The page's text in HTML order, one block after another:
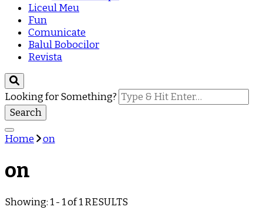
Liceul Meu
Fun
Comunicate
Balul Bobocilor
Revista
Looking for Something?
Home on
on
Showing: 1 - 1 of 1 RESULTS